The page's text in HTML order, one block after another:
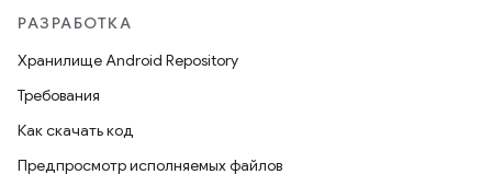
РАЗРАБОТКА
Хранилище Android Repository
Требования
Как скачать код
Предпросмотр исполняемых файлов